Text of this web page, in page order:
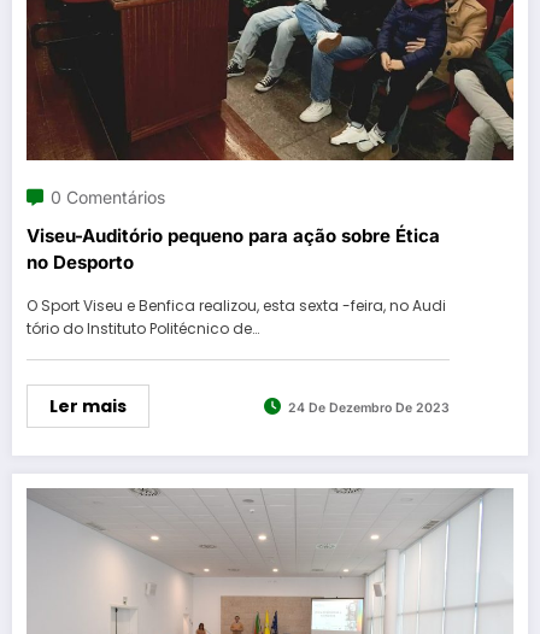
0 Comentários
Viseu-Auditório pequeno para ação sobre Ética
no Desporto
O Sport Viseu e Benfica realizou, esta sexta -feira, no Audi
tório do Instituto Politécnico de…
Ler mais 24 De Dezembro De 2023